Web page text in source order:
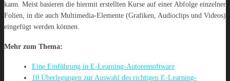
kann. Meist basieren die hiermit erstellten Kurse auf einer Abfolge einzelner
Folien, in die auch Multimedia-Elemente (Grafiken, Audioclips und Videos)
eingefügt werden können.
Mehr zum Thema:
Eine Einführung in E-Learning-Autorensoftware
10 Überlegungen zur Auswahl des richtigen E-Learning-